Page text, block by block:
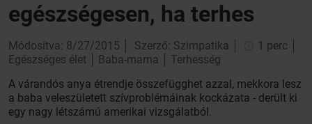
egészségesen, ha terhes
Módosítva: 8/27/2015 Szerző: Szimpatika
1 perc
Egészséges élet
Baba-mama
Terhesség
A várandós anya étrendje összefügghet azzal, mekkora lesz
a baba veleszületett szívproblémáinak kockázata - derült ki
egy nagy létszámú amerikai vizsgálatból.